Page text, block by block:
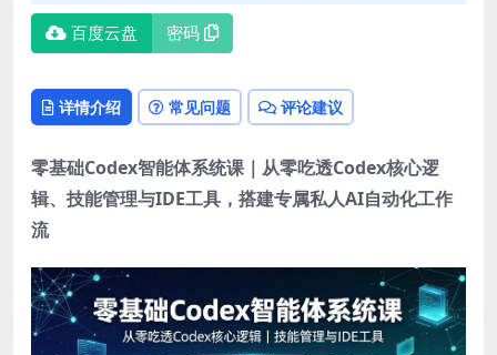
百度云盘 密码
详情介绍 常见问题 评论建议
零基础Codex智能体系统课 ｜从零吃透Codex核心逻
辑、技能管理与IDE工具，搭建专属私人AI自动化工作
流